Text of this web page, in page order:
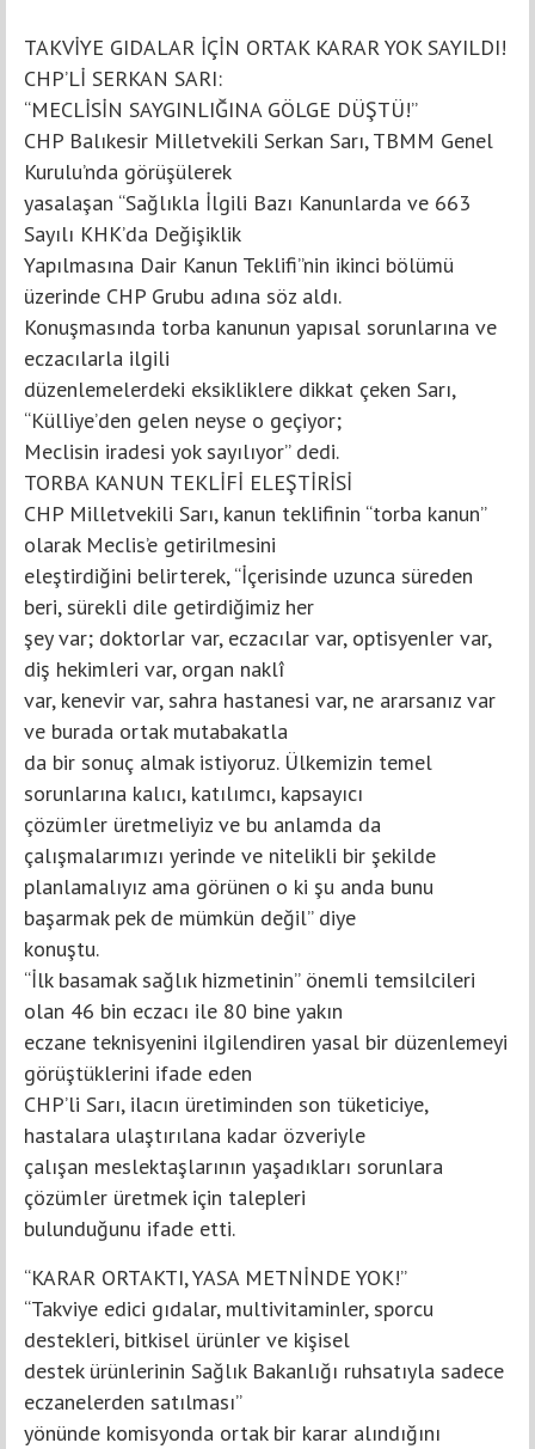
TAKVİYE GIDALAR İÇİN ORTAK KARAR YOK SAYILDI!
CHP’Lİ SERKAN SARI:
“MECLİSİN SAYGINLIĞINA GÖLGE DÜŞTÜ!”
CHP Balıkesir Milletvekili Serkan Sarı, TBMM Genel
Kurulu’nda görüşülerek
yasalaşan “Sağlıkla İlgili Bazı Kanunlarda ve 663
Sayılı KHK’da Değişiklik
Yapılmasına Dair Kanun Teklifi”nin ikinci bölümü
üzerinde CHP Grubu adına söz aldı.
Konuşmasında torba kanunun yapısal sorunlarına ve
eczacılarla ilgili
düzenlemelerdeki eksikliklere dikkat çeken Sarı,
“Külliye’den gelen neyse o geçiyor;
Meclisin iradesi yok sayılıyor” dedi.
TORBA KANUN TEKLİFİ ELEŞTİRİSİ
CHP Milletvekili Sarı, kanun teklifinin “torba kanun”
olarak Meclis’e getirilmesini
eleştirdiğini belirterek, “İçerisinde uzunca süreden
beri, sürekli dile getirdiğimiz her
şey var; doktorlar var, eczacılar var, optisyenler var,
diş hekimleri var, organ naklî
var, kenevir var, sahra hastanesi var, ne ararsanız var
ve burada ortak mutabakatla
da bir sonuç almak istiyoruz. Ülkemizin temel
sorunlarına kalıcı, katılımcı, kapsayıcı
çözümler üretmeliyiz ve bu anlamda da
çalışmalarımızı yerinde ve nitelikli bir şekilde
planlamalıyız ama görünen o ki şu anda bunu
başarmak pek de mümkün değil” diye
konuştu.
“İlk basamak sağlık hizmetinin” önemli temsilcileri
olan 46 bin eczacı ile 80 bine yakın
eczane teknisyenini ilgilendiren yasal bir düzenlemeyi
görüştüklerini ifade eden
CHP’li Sarı, ilacın üretiminden son tüketiciye,
hastalara ulaştırılana kadar özveriyle
çalışan meslektaşlarının yaşadıkları sorunlara
çözümler üretmek için talepleri
bulunduğunu ifade etti.
“KARAR ORTAKTI, YASA METNİNDE YOK!”
“Takviye edici gıdalar, multivitaminler, sporcu
destekleri, bitkisel ürünler ve kişisel
destek ürünlerinin Sağlık Bakanlığı ruhsatıyla sadece
eczanelerden satılması”
yönünde komisyonda ortak bir karar alındığını